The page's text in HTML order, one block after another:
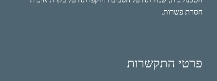
חסרת פשרות.
פרטי התקשרות